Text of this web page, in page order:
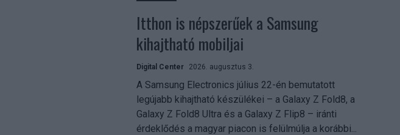
Itthon is népszerűek a Samsung
kihajtható mobiljai
Digital Center 2026. augusztus 3.
A Samsung Electronics július 22-én bemutatott
legújabb kihajtható készülékei – a Galaxy Z Fold8, a
Galaxy Z Fold8 Ultra és a Galaxy Z Flip8 – iránti
érdeklődés a magyar piacon is felülmúlja a korábbi...